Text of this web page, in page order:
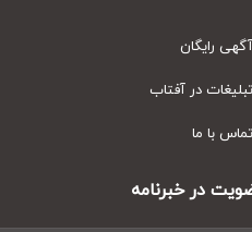
رایگان
در آفتاب
با ما
در خبرنامه